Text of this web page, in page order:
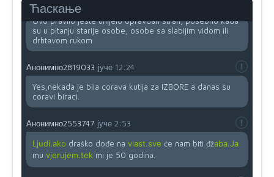
Ћаскање
Ovo pravilo jeste unijelo opravdan strah, posebno kada
su u pitanju starije osobe, osobe sa slabijim vidom ili
drhtavom rukom
Анонимно2819033 јуче 12:24
Yes,nekada je bila corava kutija za IZBORE a danas su
coravi biraci.
Анонимно2553747 јуче 2:53
Ljudi.ako draško dođe na vlast.sve će nam biti đžaba.Ja
mu vjerujem.tek mi je 50 godina.